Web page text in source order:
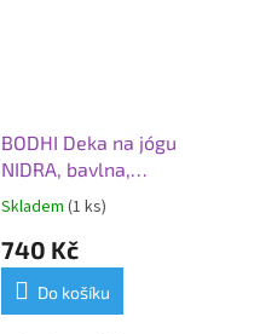
BODHI Deka na jógu
NIDRA, bavlna,
natur/zelená světlá, 150 x
Skladem (1 ks)
740 Kč
Do košíku